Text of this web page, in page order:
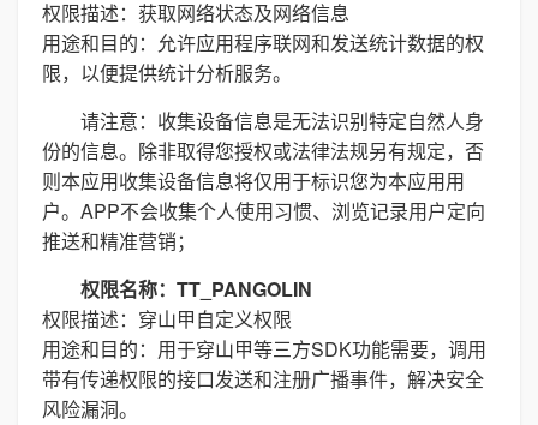
权限描述：获取网络状态及网络信息
用途和目的：允许应用程序联网和发送统计数据的权
限，以便提供统计分析服务。
请注意：收集设备信息是无法识别特定自然人身
份的信息。除非取得您授权或法律法规另有规定，否
则本应用收集设备信息将仅用于标识您为本应用用
户。APP不会收集个人使用习惯、浏览记录用户定向
推送和精准营销；
权限名称：TT_PANGOLIN
权限描述：穿山甲自定义权限
用途和目的：用于穿山甲等三方SDK功能需要，调用
带有传递权限的接口发送和注册广播事件，解决安全
风险漏洞。